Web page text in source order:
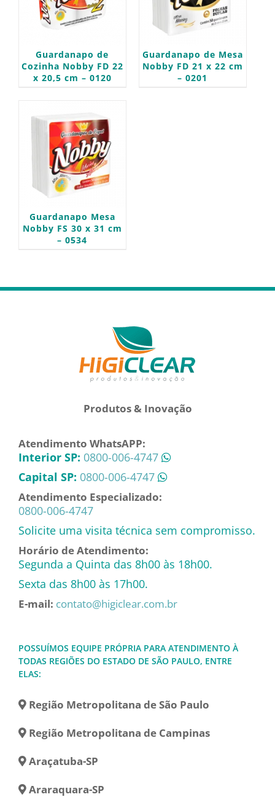
Guardanapo de
Cozinha Nobby FD 22
x 20,5 cm – 0120
Guardanapo de Mesa
Nobby FD 21 x 22 cm
– 0201
Guardanapo Mesa
Nobby FS 30 x 31 cm
– 0534
Produtos & Inovação
Atendimento WhatsAPP:
Interior SP: 0800-006-4747
Capital SP: 0800-006-4747
Atendimento Especializado:
0800-006-4747
Solicite uma visita técnica sem compromisso.
Horário de Atendimento:
Segunda a Quinta das 8h00 às 18h00.
Sexta das 8h00 às 17h00.
E-mail: contato@higiclear.com.br
POSSUÍMOS EQUIPE PRÓPRIA PARA ATENDIMENTO À
TODAS REGIÕES DO ESTADO DE SÃO PAULO, ENTRE
ELAS:
Região Metropolitana de São Paulo
Região Metropolitana de Campinas
Araçatuba-SP
Araraquara-SP